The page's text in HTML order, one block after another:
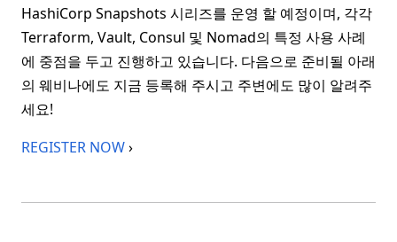
HashiCorp Snapshots 시리즈를 운영 할 예정이며, 각각
Terraform, Vault, Consul 및 Nomad의 특정 사용 사례
에 중점을 두고 진행하고 있습니다. 다음으로 준비될 아래
의 웨비나에도 지금 등록해 주시고 주변에도 많이 알려주
세요!
REGISTER NOW›